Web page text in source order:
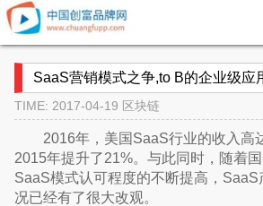
SaaS营销模式之争,to B的企业级应
TIME: 2017-04-19 区块链
2016年，美国SaaS行业的收入高
2015年提升了21%。与此同时，随着
SaaS模式认可程度的不断提高，SaaS
况已经有了很大改观。